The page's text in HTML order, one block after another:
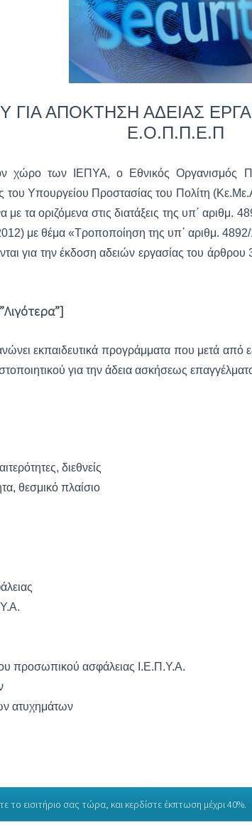
ΓΙΑ ΑΠΟΚΤΗΣΗ ΑΔΕΙΑΣ
Ε.Ο.Π.Π.Ε.Π
χώρο των ΙΕΠΥΑ, ο Εθνικός Οργανισμός
Υπουργείου Προστασίας του Πολίτη
τα οριζόμενα στις διατάξεις της υπ΄
με θέμα «Τροποποίηση της υπ΄ αριθμ.
για την έκδοση αδειών εργασίας του
εκπαιδευτικά προγράμματα που μετά από
για την άδεια ασκήσεως
διεθνείς
θεσμικό πλαίσιο
προσωπικού ασφάλειας Ι.Ε.Π.Υ.Α.
ατυχημάτων
το εισιτήριο σας τώρα, και κερδίστε έκπτωση μέχρι 40%.